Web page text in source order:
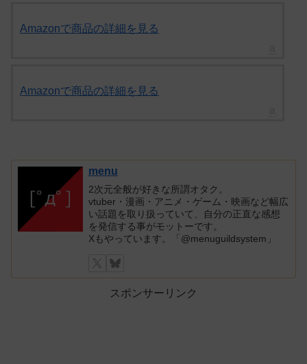
Amazonで商品の詳細を見る
Amazonで商品の詳細を見る
menu
2次元全般が好きな所謂オタク。
vtuber・漫画・アニメ・ゲーム・映画など幅広
い話題を取り扱っていて、自分の正直な感想
を発信する事がモットーです。
Xもやっています。「@menuguildsystem」
スポンサーリンク